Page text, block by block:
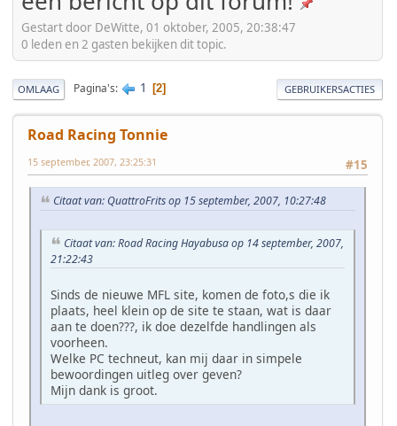
Gestart door DeWitte, 01 oktober, 2005, 20:38:47
0 leden en 2 gasten bekijken dit topic.
OMLAAG Pagina's 1 2 GEBRUIKERSACTIES
Road Racing Tonnie
#15
15 september, 2007, 23:25:31
Citaat van: QuattroFrits op 15 september, 2007, 10:27:48
Citaat van: Road Racing Hayabusa op 14 september, 2007,
21:22:43
Sinds de nieuwe MFL site, komen de foto,s die ik
plaats, heel klein op de site te staan, wat is daar
aan te doen???, ik doe dezelfde handlingen als
voorheen.
Welke PC techneut, kan mij daar in simpele
bewoordingen uitleg over geven?
Mijn dank is groot.